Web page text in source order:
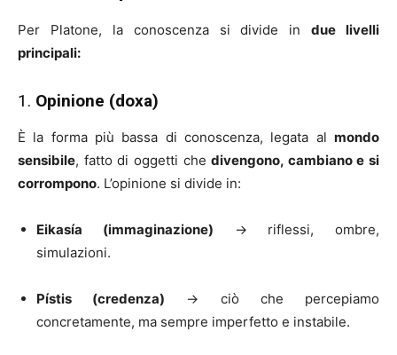
Per Platone, la conoscenza si divide indue livelli
principali:
1. Opinione (doxa)
È la forma più bassa di conoscenza, legata al mondo
sensibile, fatto di oggetti chedivengono, cambiano e si
corrompono. L’opinione si divide in:
Eikasía (immaginazione) → riflessi, ombre,
simulazioni.
Pístis (credenza) → ciò che percepiamo
concretamente, ma sempre imperfetto e instabile.